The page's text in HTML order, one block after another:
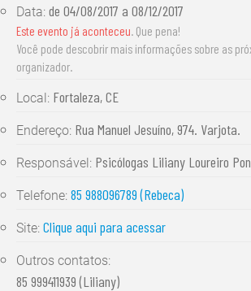
Data:de04/08/2017 a08/12/2017
Este evento já aconteceu. Que pena!
Você pode descobrir mais informações sobre as
organizador.
Local: Fortaleza, CE
Endereço: Rua Manuel Jesuíno, 974. Varjota.
Responsável: Psicólogas Liliany Loureiro
Telefone:85 988096789 (Rebeca)
Site:Clique aqui para acessar
Outros contatos:
85 999411939 (Liliany)